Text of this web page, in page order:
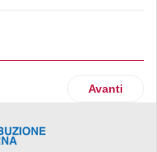
il suo 37° negozio a
Articolo
Avanti